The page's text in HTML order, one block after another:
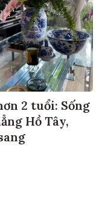
2 tuổi: Sống
Hồ Tây,